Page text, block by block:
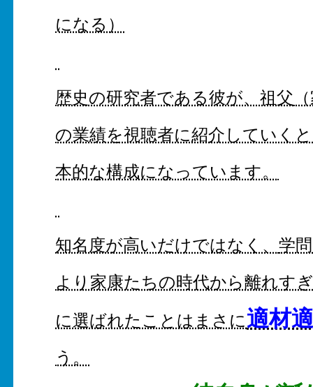
になる）
歴史の研究者である彼が、祖父
の業績を視聴者に紹介していく
本的な構成になっています。
知名度が高いだけではなく、学
より家康たちの時代から離れす
に選ばれたことはまさに適材
う。